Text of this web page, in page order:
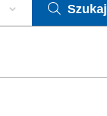
Szukaj